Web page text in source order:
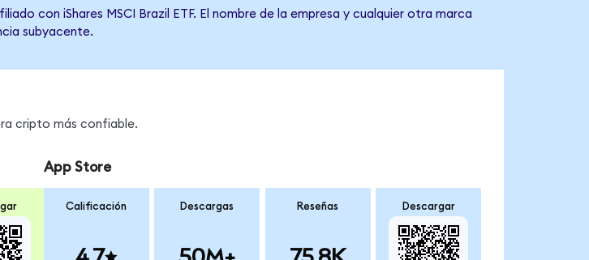
con iShares MSCI Brazil ETF. El nombre de la empresa y cualquier otra marca
subyacente.
cripto más confiable.
App Store
Calificación Descargas Reseñas Descargar